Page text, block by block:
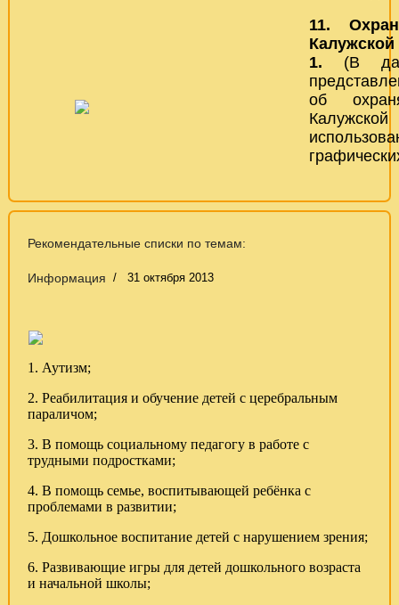
11.
Калужской
1.
(В
об
Рекомендательные списки по темам:
Информация 31 октября 2013
1. Аутизм;
2. Реабилитация и обучение детей с церебральным
параличом;
3. В помощь социальному педагогу в работе с
трудными подростками;
4. В помощь семье, воспитывающей ребёнка с
проблемами в развитии;
5. Дошкольное воспитание детей с нарушением зрения;
6. Развивающие игры для детей дошкольного возраста
и начальной школы;